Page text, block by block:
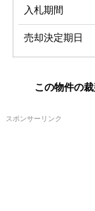
入札期間
売却決定期日
この物件の
スポンサーリンク